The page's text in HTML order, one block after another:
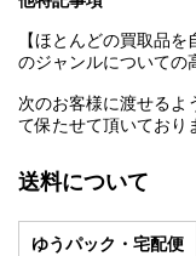
【ほとんどの買取品
のジャンルについての
次のお客様に渡せるよ
て保たせて頂いており
送料について
ゆうパック・宅配便